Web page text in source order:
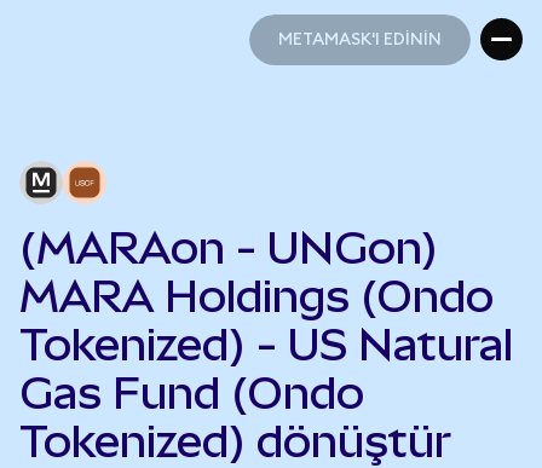
METAMASK'I EDİNİN
(MARAon - UNGon)
MARA Holdings (Ondo
Tokenized) - US Natural
Gas Fund (Ondo
Tokenized) dönüştür